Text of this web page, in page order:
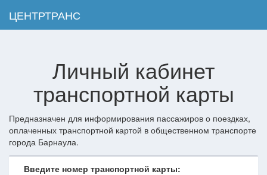
ЦЕНТРТРАНС
Личный кабинет
транспортной карты
Предназначен для информирования пассажиров о поездках,
оплаченных транспортной картой в общественном транспорте
города Барнаула.
Введите номер транспортной карты: